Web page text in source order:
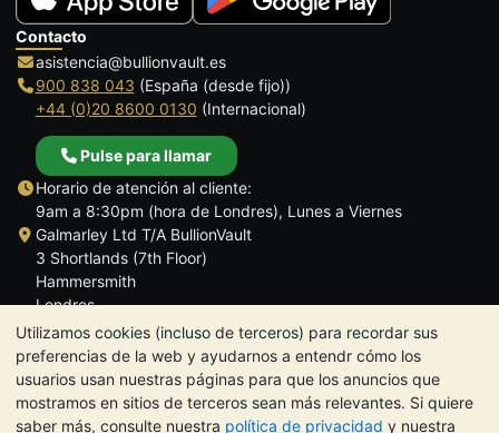
Utilizamos cookies (incluso de terceros) para recordar sus
preferencias de la web y ayudarnos a entendr cómo los
usuarios usan nuestras páginas para que los anuncios que
mostramos en sitios de terceros sean más relevantes. Si quiere
saber más, consulte nuestra política de privacidad y nuestra
Contacto
asistencia@bullionvault.es
900 838 043 (España (desde fijo))
+44 (0)20 8600 0130 (Internacional)
Pulse para llamar
Horario de atención al cliente:
9am a 8:30pm (hora de Londres), Lunes a Viernes
Galmarley Ltd T/A BullionVault
3 Shortlands (7th Floor)
Hammersmith
Londres
W6 8DA
Reino Unido